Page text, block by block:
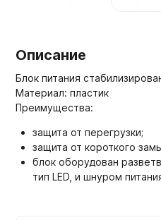
Описание
Блок питания
Материал: пластик
Преимущества:
защита от перегрузки;
защита от короткого
блок оборудован
тип LED, и шнуром